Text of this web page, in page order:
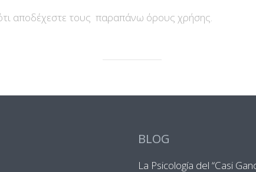
αποδέχεστε τους παραπάνω όρους χρήσης.
BLOG
La Psicología del “Casi